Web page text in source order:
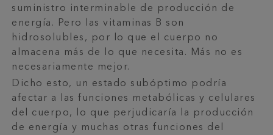
suministro interminable de producción de
energía. Pero las vitaminas B son
hidrosolubles, por lo que el cuerpo no
almacena más de lo que necesita. Más no es
necesariamente mejor.
Dicho esto, un estado subóptimo podría
afectar a las funciones metabólicas y celulares
del cuerpo, lo que perjudicaría la producción
de energía y muchas otras funciones del